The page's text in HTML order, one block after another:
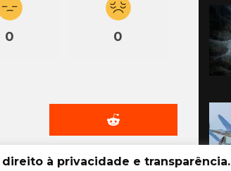
0 0
à privacidade e transparência.